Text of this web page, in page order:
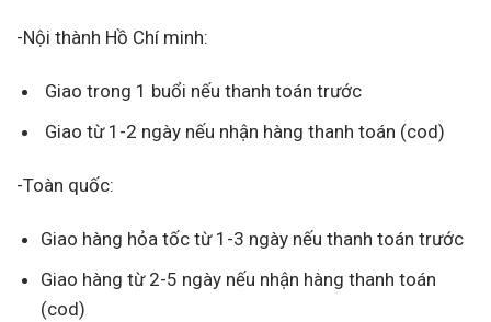
-Nội thành Hồ Chí minh:
Giao trong 1 buổi nếu thanh toán trước
Giao từ 1-2 ngày nếu nhận hàng thanh toán (cod)
-Toàn quốc:
Giao hàng hỏa tốc từ 1-3 ngày nếu thanh toán trước
Giao hàng từ 2-5 ngày nếu nhận hàng thanh toán
(cod)